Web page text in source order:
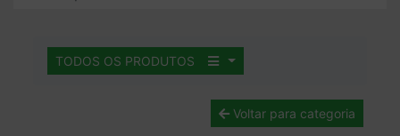
TODOS OS PRODUTOS
Voltar para categoria